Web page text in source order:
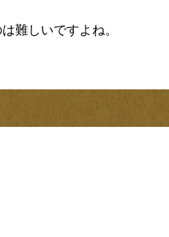
難しいですよね。